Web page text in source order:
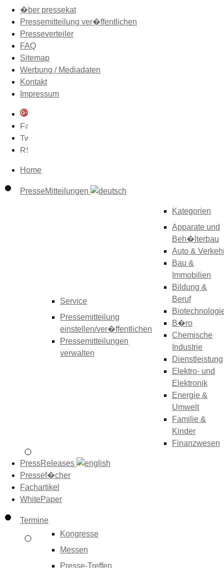
�ber pressekat
Pressemitteilung ver�ffentlichen
Presseverteiler
FAQ
Sitemap
Werbung / Mediadaten
Kontakt
Impressum
Home
PresseMitteilungen
Service
Pressemitteilung
einstellen/ver�ffentlichen
Pressemitteilungen
verwalten
Kategorien
Apparate und
Beh�lterbau
Auto &
Bau &
Immobilien
Bildung &
Beruf
B�ro
Chemische
Industrie
Dienstleistung
Elektro- und
Elektronik
Energie &
Umwelt
Familie &
Kinder
Finanzwesen
PressReleases
Pressef�cher
Fachartikel
WhitePaper
Termine
Kongresse
Messen
Presse-Treffen